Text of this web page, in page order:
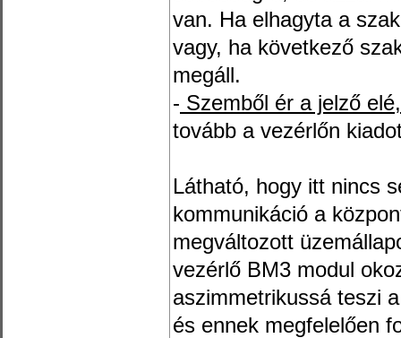
van. Ha elhagyta a
vagy, ha következő
megáll.
- Szemből ér a jelző
tovább a vezérlőn
Látható, hogy itt nincs
kommunikáció a
megváltozott
vezérlő BM3 modul
aszimmetrikussá teszi
és ennek megfelelően